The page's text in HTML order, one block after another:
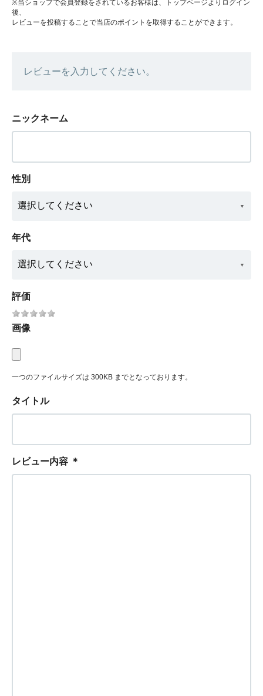
※当ショップで会員登録をされているお客様は、トップページよりログイン
後、
レビューを投稿することで当店のポイントを取得することができます。
レビューを入力してください。
ニックネーム
性別
年代
評価
画像
一つのファイルサイズは 300KB までとなっております。
タイトル
レビュー内容 ＊